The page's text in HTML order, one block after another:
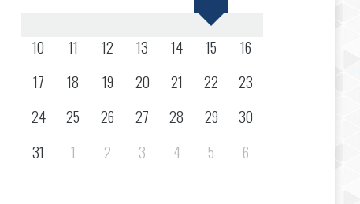
10 11 12 13 14 15
16
17
18 19 20 21 22
23
24
25 26 27 28 29
30
31
1 2 3 4 5 6